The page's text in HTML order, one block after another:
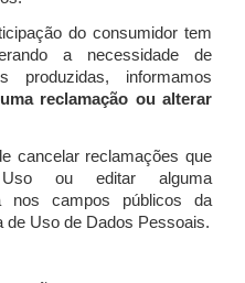
do consumidor tem
a necessidade de
produzidas, informamos
reclamação ou alterar
cancelar reclamações que
ou editar alguma
nos campos públicos da
de Uso de Dados Pessoais.